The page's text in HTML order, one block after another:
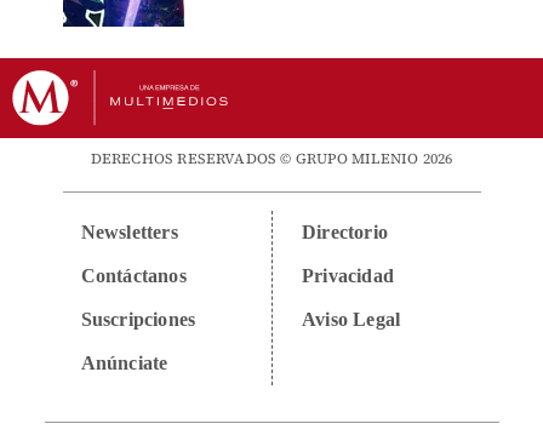
DERECHOS RESERVADOS © GRUPO MILENIO 2026
Newsletters
Contáctanos
Suscripciones
Anúnciate
Directorio
Privacidad
Aviso Legal